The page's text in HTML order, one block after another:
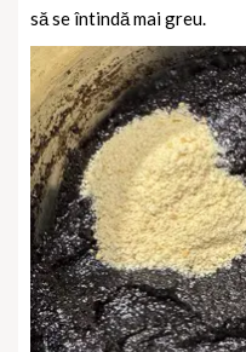
să se întindă mai greu.